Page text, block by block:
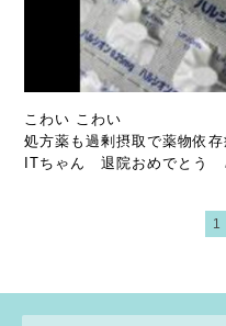
こわい こわい
処方薬も過剰摂取で薬物依
ITちゃん 退院おめでとう
1